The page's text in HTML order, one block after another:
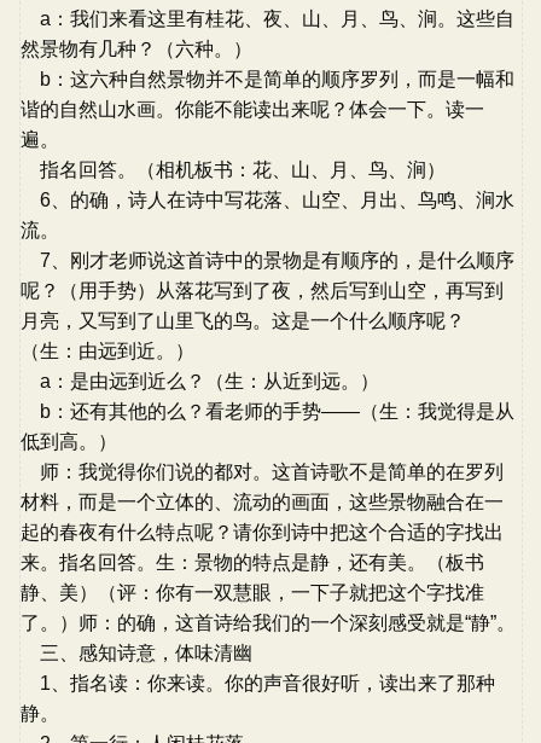
a：我们来看这里有桂花、夜、山、月、鸟、涧。这些自
然景物有几种？（六种。）
b：这六种自然景物并不是简单的顺序罗列，而是一幅和
谐的自然山水画。你能不能读出来呢？体会一下。读一
遍。
指名回答。（相机板书：花、山、月、鸟、涧）
6、的确，诗人在诗中写花落、山空、月出、鸟鸣、涧水
流。
7、刚才老师说这首诗中的景物是有顺序的，是什么顺序
呢？（用手势）从落花写到了夜，然后写到山空，再写到
月亮，又写到了山里飞的鸟。这是一个什么顺序呢？
（生：由远到近。）
a：是由远到近么？（生：从近到远。）
b：还有其他的么？看老师的手势——（生：我觉得是从
低到高。）
师：我觉得你们说的都对。这首诗歌不是简单的在罗列
材料，而是一个立体的、流动的画面，这些景物融合在一
起的春夜有什么特点呢？请你到诗中把这个合适的字找出
来。指名回答。生：景物的特点是静，还有美。（板书
静、美）（评：你有一双慧眼，一下子就把这个字找准
了。）师：的确，这首诗给我们的一个深刻感受就是“静”。
三、感知诗意，体味清幽
1、指名读：你来读。你的声音很好听，读出来了那种
静。